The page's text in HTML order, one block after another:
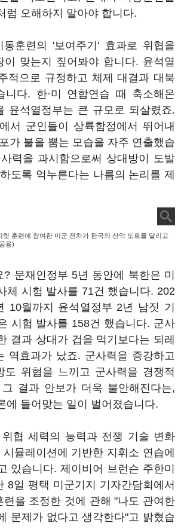
럼 오해하지 말아야 합니다.
훈련의 '보여주기' 효과로 위협을
이 맞는지 짚어봐야 합니다. 윤석열
적으로 규정하고 체제 대결과 대북
니다. 한·미 연합연습 때 축소해온
윤석열정부는 큰 규모로 되살렸죠.
서 군인들이 상륙함정에서 뛰어내
가 불을 뿜는 모습을 자주 연출했습
력을 과시함으로써 상대방이 도발
도록 억누른다는 나름의 논리를 제
릿 훈련에 참여한 미군 전차가 한국의 산악 도로를 달리고
용)
? 문재인정부 5년 동안에 북한은 미
체 시험 발사를 71건 했습니다. 202
10월까지 윤석열정부 2년 남짓 기
시험 발사를 158건 했습니다. 군사
결과 상대가 겁을 먹기보다는 되레
역효과가 났죠. 군사력을 증강하고
도 위협을 느끼고 군사력을 경쟁적
결과 안보가 더욱 불안해진다는,
에 들어맞는 일이 벌어졌습니다.
위협 세력의 능력과 전쟁 기술 변화
뮬레이션에 기반한 지휘소 연습에
있습니다. 제이비어 브런슨 주한미
8일 평택 미군기지 기자간담회에서
련을 조정한 것에 관해 "나도 관여한
문제가 없다고 생각한다"고 밝혔습